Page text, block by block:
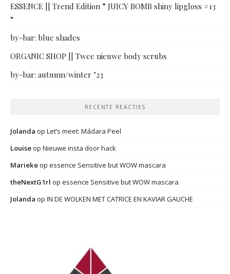
ESSENCE || Trend Edition ” JUICY BOMB shiny lipgloss #13
“
by-bar: blue shades
ORGANIC SHOP || Twee nieuwe body scrubs
by-bar: autumn/winter ’23
RECENTE REACTIES
Jolanda op Let’s meet: Mádara Peel
Louiseop Nieuwe insta door hack
Mariekeop essence Sensitive but WOW mascara
theNextG1rl op essence Sensitive but WOW mascara
Jolanda op IN DE WOLKEN MET CATRICE EN KAVIAR GAUCHE